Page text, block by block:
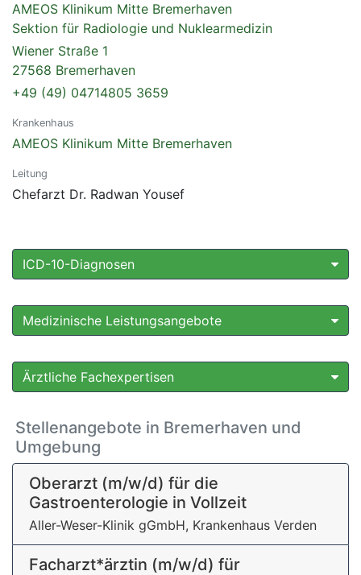
AMEOS Klinikum Mitte Bremerhaven
Sektion für Radiologie und Nuklearmedizin
Wiener Straße 1
27568 Bremerhaven
+49 (49) 04714805 3659
Krankenhaus
AMEOS Klinikum Mitte Bremerhaven
Leitung
Chefarzt Dr. Radwan Yousef
ICD-10-Diagnosen
Medizinische Leistungsangebote
Ärztliche Fachexpertisen
Stellenangebote in Bremerhaven und
Umgebung
Oberarzt (m/w/d) für die
Gastroenterologie in Vollzeit
Aller-Weser-Klinik gGmbH, Krankenhaus Verden
Facharzt*ärztin (m/w/d) für